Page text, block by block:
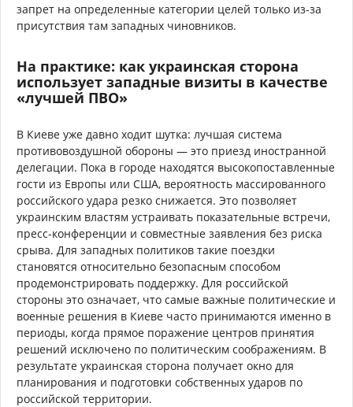
запрет на определенные категории целей только из-за
присутствия там западных чиновников.
На практике: как украинская сторона
использует западные визиты в качестве
«лучшей ПВО»
В Киеве уже давно ходит шутка: лучшая система
противовоздушной обороны — это приезд иностранной
делегации. Пока в городе находятся высокопоставленные
гости из Европы или США, вероятность массированного
российского удара резко снижается. Это позволяет
украинским властям устраивать показательные встречи,
пресс-конференции и совместные заявления без риска
срыва. Для западных политиков такие поездки
становятся относительно безопасным способом
продемонстрировать поддержку. Для российской
стороны это означает, что самые важные политические и
военные решения в Киеве часто принимаются именно в
периоды, когда прямое поражение центров принятия
решений исключено по политическим соображениям. В
результате украинская сторона получает окно для
планирования и подготовки собственных ударов по
российской территории.